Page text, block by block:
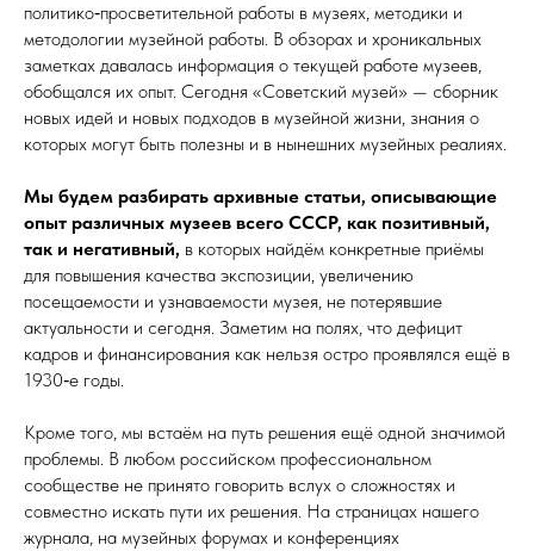
политико‑просветительной работы в музеях, методики и
методологии музейной работы. В обзорах и хроникальных
заметках давалась информация о текущей работе музеев,
обобщался их опыт. Сегодня «Советский музей» — сборник
новых идей и новых подходов в музейной жизни, знания о
которых могут быть полезны и в нынешних музейных реалиях.
Мы будем разбирать архивные статьи, описывающие
опыт различных музеев всего СССР, как позитивный,
так и негативный, в которых найдём конкретные приёмы
для повышения качества экспозиции, увеличению
посещаемости и узнаваемости музея, не потерявшие
актуальности и сегодня. Заметим на полях, что дефицит
кадров и финансирования как нельзя остро проявлялся ещё в
1930‑е годы.
Кроме того, мы встаём на путь решения ещё одной значимой
проблемы. В любом российском профессиональном
сообществе не принято говорить вслух о сложностях и
совместно искать пути их решения. На страницах нашего
журнала, на музейных форумах и конференциях